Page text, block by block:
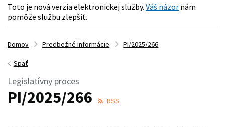
Toto je nová verzia elektronickej služby. Váš názor nám
pomôže službu zlepšiť.